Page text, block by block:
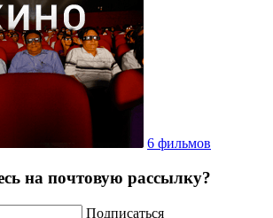
6 фильмов
на почтовую рассылку?
Подписаться